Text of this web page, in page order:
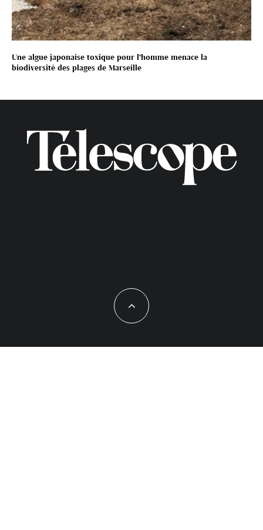
Une algue japonaise toxique pour l’homme menace la
biodiversité des plages de Marseille